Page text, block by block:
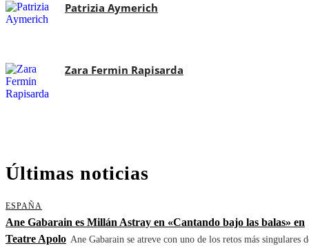
Patrizia Aymerich
Zara Fermin Rapisarda
Últimas noticias
ESPAÑA
Ane Gabarain es Millán Astray en «Cantando bajo las balas» en
Teatre Apolo Ane Gabarain se atreve con uno de los retos más singulares